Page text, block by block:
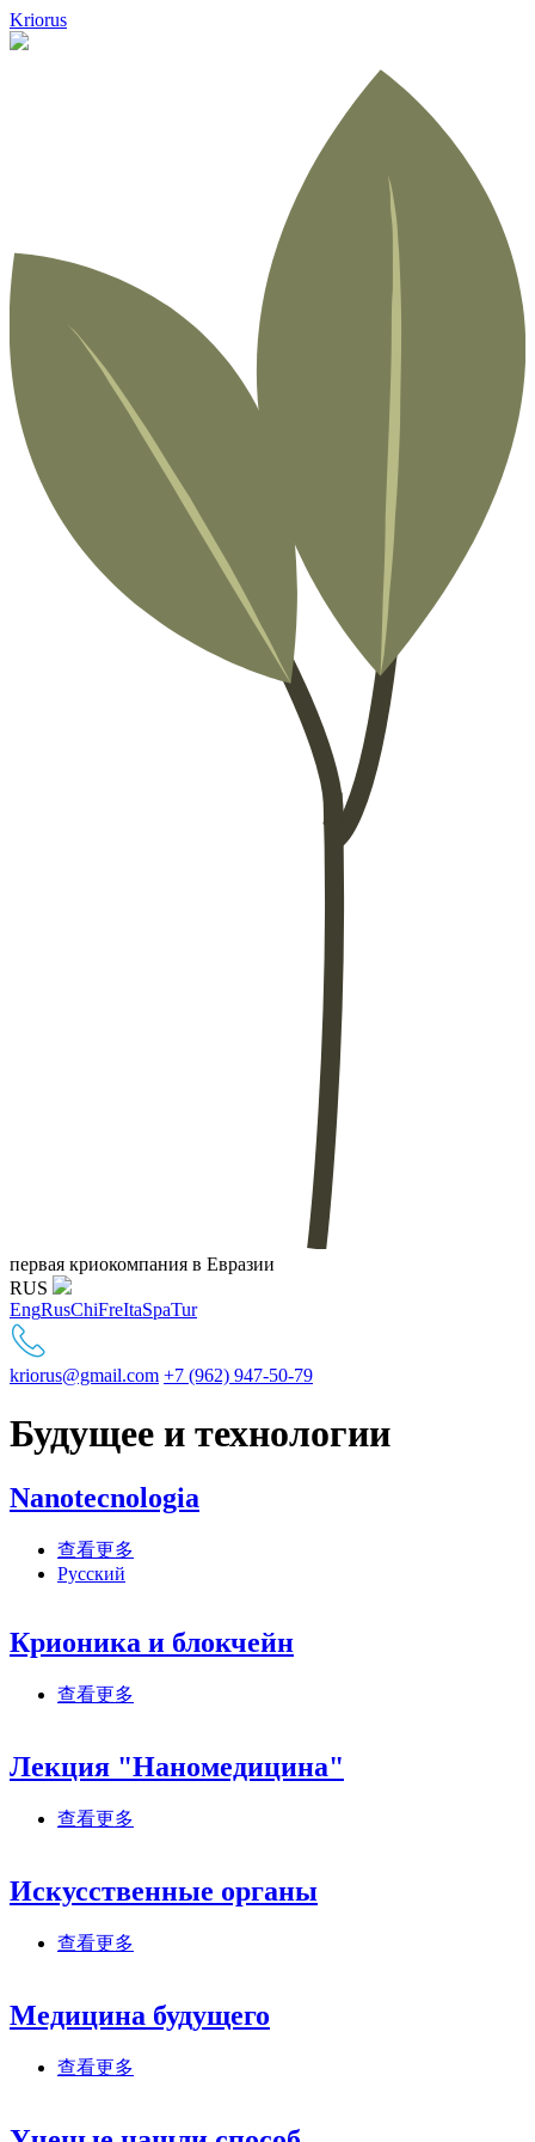
Kriorus
первая криокомпания в Евразии
RUS
EngRusChiFreItaSpaTur
kriorus@gmail.com +7 (962) 947-50-79
Будущее и технологии
Nanotecnologia
查看更多
Русский
Крионика и блокчейн
查看更多
Лекция "Наномедицина"
查看更多
Искусственные органы
查看更多
Медицина будущего
查看更多